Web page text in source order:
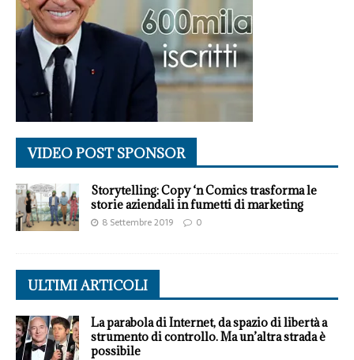
VIDEO POST SPONSOR
Storytelling: Copy ‘n Comics trasforma le
storie aziendali in fumetti di marketing
8 Settembre 2019 0
ULTIMI ARTICOLI
La parabola di Internet, da spazio di libertà a
strumento di controllo. Ma un’altra strada è
possibile